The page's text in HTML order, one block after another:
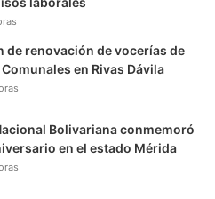
de renovación de vocerías de
en Rivas Dávila
Bolivariana conmemoró
en el estado Mérida